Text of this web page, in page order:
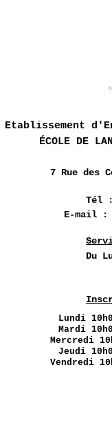
Etablissement
ÉCOLE DE
7 Rue des
Tél
E-mail
Du
Lundi
Mardi
Mercredi
Jeudi
Vendredi